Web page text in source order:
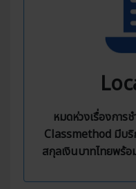
หมดห่วงเรื่องการ
Classmethod มีบริ
สกุลเงินบาทไทยพร้